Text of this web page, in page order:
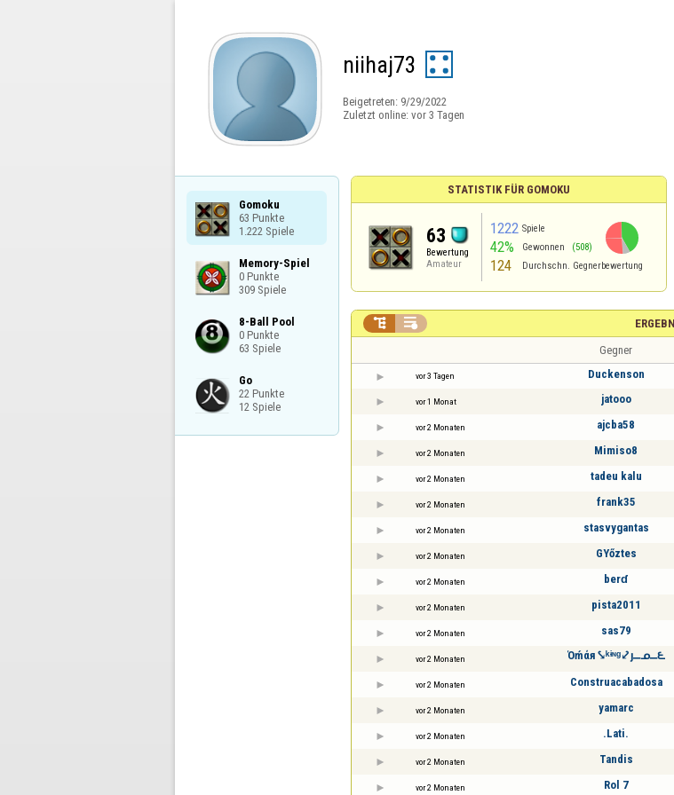
niihaj73
Beigetreten: 9/29/2022
Zuletzt online: vor 3 Tagen
Gomoku
63 Punkte
1.222 Spiele
Memory-Spiel
0 Punkte
309 Spiele
8-Ball Pool
0 Punkte
63 Spiele
Go
22 Punkte
12 Spiele
STATISTIK FÜR GOMOKU
63
Bewertung
Amateur
1222 Spiele
42% Gewonnen (508)
124 Durchschn. Gegnerbewertung
 
Gegner
vor 3 Tagen Duckenson
vor 1 Monat jatooo
vor 2 Monaten ajcba58
vor 2 Monaten Mimiso8
vor 2 Monaten tadeu kalu
vor 2 Monaten frank35
vor 2 Monaten stasvygantas
vor 2 Monaten GYőztes
vor 2 Monaten berɗ
vor 2 Monaten pista2011
vor 2 Monaten sas79
vor 2 Monaten Όḿάя⤥ᵏᶤᶰᵍ⤦ȷ⎽ᓄ⎽౬
vor 2 Monaten Construacabadosa
vor 2 Monaten yamarc
vor 2 Monaten .Lati.
vor 2 Monaten Tandis
vor 2 Monaten Rol 7